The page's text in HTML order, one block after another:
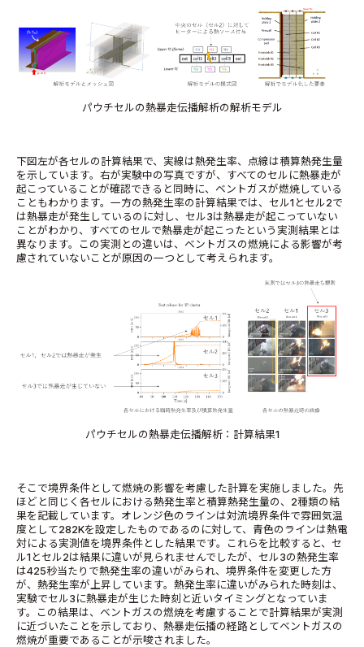
パウチセルの熱暴走伝播解析の解析モデル
下図左が各セルの計算結果で、実線は熱発生率、点線は積算熱発生量
を示しています。右が実験中の写真ですが、すべてのセルに熱暴走が
起こっていることが確認できると同時に、ベントガスが燃焼している
こともわかります。一方の熱発生率の計算結果では、セル1とセル2で
は熱暴走が発生しているのに対し、セル3は熱暴走が起こっていない
ことがわかり、すべてのセルで熱暴走が起こったという実測結果とは
異なります。この実測との違いは、ベントガスの燃焼による影響が考
慮されていないことが原因の一つとして考えられます。
パウチセルの熱暴走伝播解析：計算結果1
そこで境界条件として燃焼の影響を考慮した計算を実施しました。先
ほどと同じく各セルにおける熱発生率と積算熱発生量の、2種類の結
果を記載しています。オレンジ色のラインは対流境界条件で雰囲気温
度として282Kを設定したものであるのに対して、青色のラインは熱電
対による実測値を境界条件とした結果です。これらを比較すると、セ
ル1とセル2は結果に違いが見られませんでしたが、セル3の熱発生率
は425秒当たりで熱発生率の違いがみられ、境界条件を変更した方
が、熱発生率が上昇しています。熱発生率に違いがみられた時刻は、
実験でセル3に熱暴走が生じた時刻と近いタイミングとなっていま
す。この結果は、ベントガスの燃焼を考慮することで計算結果が実測
に近づいたことを示しており、熱暴走伝播の経路としてベントガスの
燃焼が重要であることが示唆されました。